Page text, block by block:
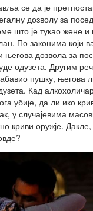
се да је
дозволу за
што је тукао жене и
По законима који
његова дозвола за
одузета. Другим
пушку, његова
Кад
убије, да ли ико
у случајевима
криви оружје. Дакле,